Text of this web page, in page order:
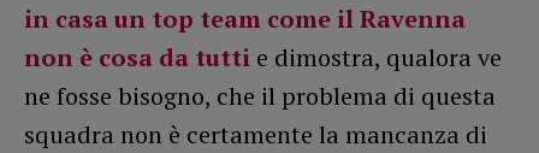
in casa un top team come il Ravenna
non è cosa da tutti e dimostra, qualora ve
ne fosse bisogno, che il problema di questa
squadra non è certamente la mancanza di